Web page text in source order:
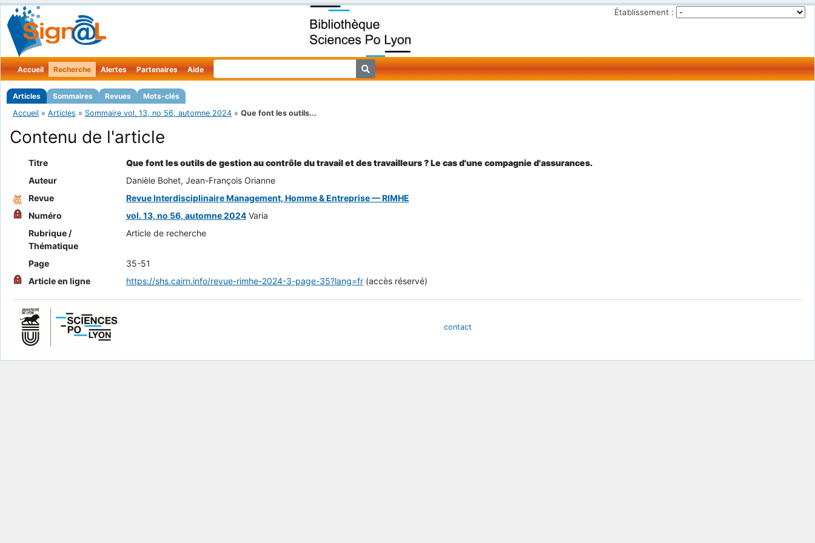
Établissement :
Accueil Recherche
Articles Sommaires Revues Mots-clés
Alertes Partenaires Aide
Accueil » Articles » Sommaire vol. 13, no 56, automne 2024 » Que font les outils...
Contenu de l'article
Titre
Que font les outils de gestion au contrôle du travail et des travailleurs ? Le cas d'une compagnie d'assurances.
Auteur
Danièle Bohet, Jean-François Orianne
Revue
Revue Interdisciplinaire Management, Homme & Entreprise — RIMHE
Numéro
vol. 13, no 56, automne 2024 Varia
Rubrique /
Thématique
Article de recherche
Page
35-51
Article en ligne
https://shs.cairn.info/revue-rimhe-2024-3-page-35?lang=fr(accès réservé)
contact